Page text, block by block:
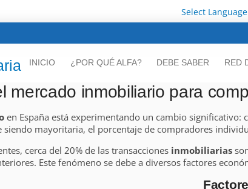
Select Language
INICIO ¿POR QUÉ ALFA? DEBE SABER RED
mercado inmobiliario para
en España está experimentando un cambio significativo:
siendo mayoritaria, el porcentaje de compradores
cerca del 20% de las transacciones inmobiliarias
Este fenómeno se debe a diversos factores